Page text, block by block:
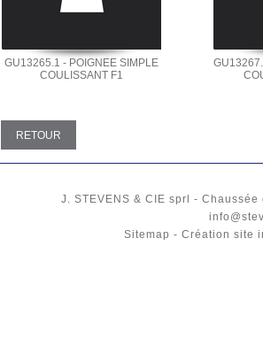
GU13265.1 - POIGNEE SIMPLE
COULISSANT F1
RETOUR
J. STEVENS & CIE sprl - Chaussée
Sitemap - Création site